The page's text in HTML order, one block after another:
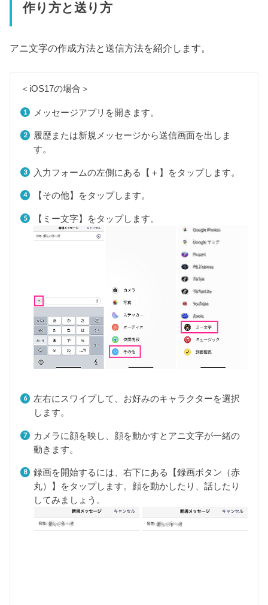
作り方と送り方
アニ文字の作成方法と送信方法を紹介します。
＜iOS17の場合＞
メッセージアプリを開きます。
履歴または新規メッセージから送信画面を出しま
す。
入力フォームの左側にある【＋】をタップします。
【その他】をタップします。
【ミー文字】をタップします。
左右にスワイプして、お好みのキャラクターを選択
します。
カメラに顔を映し、顔を動かすとアニ文字が一緒の
動きます。
録画を開始するには、右下にある【録画ボタン（赤
丸）】をタップします。顔を動かしたり、話したり
してみましょう。